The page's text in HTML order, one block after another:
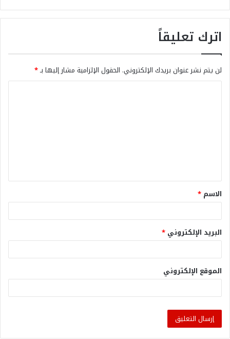
اترك تعليقاً
لن يتم نشر عنوان بريدك الإلكتروني. الحقول الإلزامية مشار إليها بـ*
الاسم *
البريد الإلكتروني *
الموقع الإلكتروني